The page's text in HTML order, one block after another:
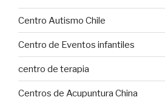
Centro Autismo Chile
Centro de Eventos infantiles
centro de terapia
Centros de Acupuntura China